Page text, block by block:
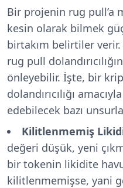
Bir projenin rug pull’a
kesin olarak bilmek
birtakım belirtiler
rug pull
önleyebilir. İşte, bir
dolandırıcılığı
edebilecek bazı
Kilitlenmemiş
değeri düşük, yeni
bir tokenin likidite
kilitlenmemişse, yani